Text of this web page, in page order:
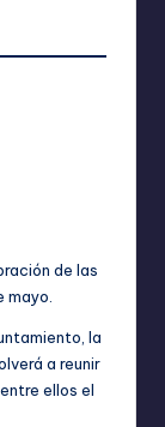
de las
mayo.
la
a reunir
ellos el